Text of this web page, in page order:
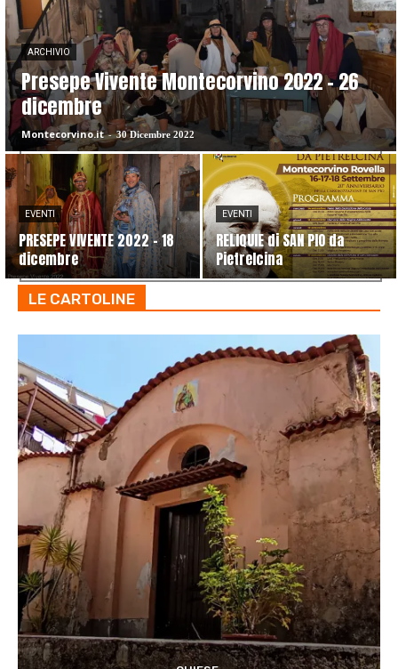
ARCHIVIO
Presepe Vivente Montecorvino 2022 – 26
dicembre
Montecorvino.it - 30 Dicembre 2022
EVENTI
PRESEPE VIVENTE 2022 – 18
dicembre
EVENTI
RELIQUIE di SAN PIO da
Pietrelcina
LE CARTOLINE